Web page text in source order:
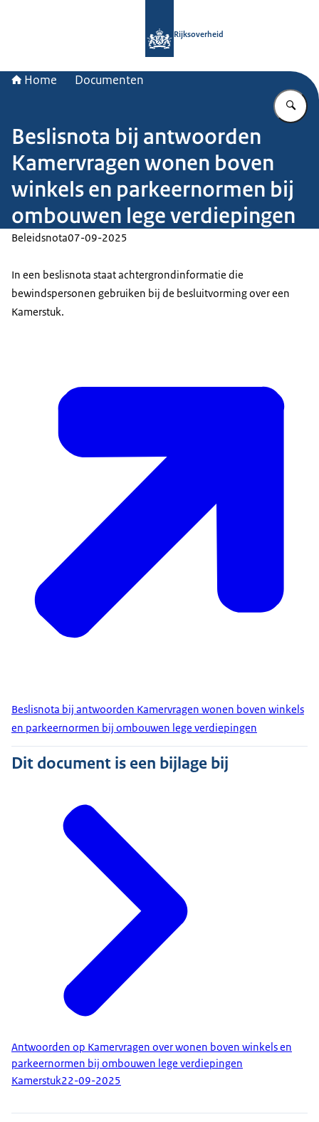
Rijksoverheid
Home Documenten
Beslisnota bij antwoorden
Kamervragen wonen boven
winkels en parkeernormen bij
ombouwen lege verdiepingen
Beleidsnota07-09-2025
In een beslisnota staat achtergrondinformatie die
bewindspersonen gebruiken bij de besluitvorming over een
Kamerstuk.
Beslisnota bij antwoorden Kamervragen wonen boven winkels
en parkeernormen bij ombouwen lege verdiepingen
Dit document is een bijlage bij
Antwoorden op Kamervragen over wonen boven winkels en
parkeernormen bij ombouwen lege verdiepingen
Kamerstuk22-09-2025